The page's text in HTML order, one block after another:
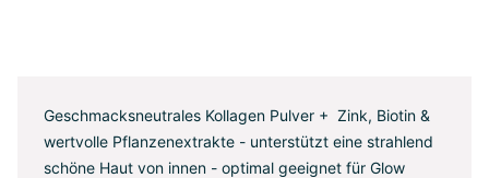
Geschmacksneutrales Kollagen Pulver + Zink, Biotin &
wertvolle Pflanzenextrakte - unterstützt eine strahlend
schöne Haut von innen - optimal geeignet für Glow